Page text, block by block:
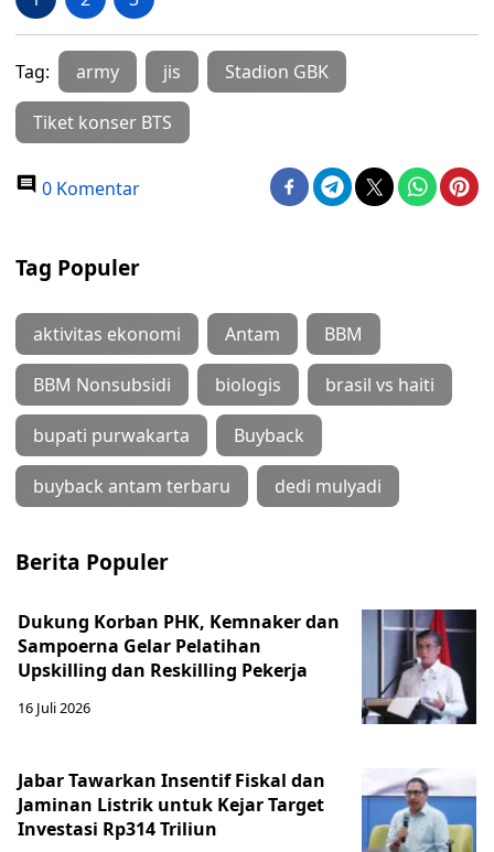
Tag: army jis Stadion GBK
Tiket konser BTS
0 Komentar
Tag Populer
aktivitas ekonomi Antam BBM
BBM Nonsubsidi biologis brasil vs haiti
bupati purwakarta Buyback
buyback antam terbaru dedi mulyadi
Berita Populer
Dukung Korban PHK, Kemnaker dan
Sampoerna Gelar Pelatihan
Upskilling dan Reskilling Pekerja
16 Juli 2026
Jabar Tawarkan Insentif Fiskal dan
Jaminan Listrik untuk Kejar Target
Investasi Rp314 Triliun